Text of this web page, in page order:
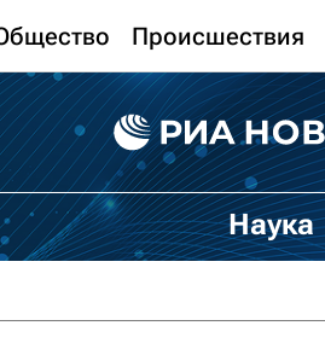
Происшествия
Наука